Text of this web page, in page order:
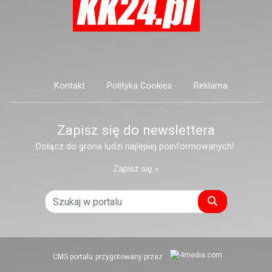
Kontakt Polityka Cookies Reklama
Zapisz się do newslettera
Dołącz do grona ludzi najlepiej poinformowanych!
Zapisz się »
Szukaj
CMS portalu przygotowany przez